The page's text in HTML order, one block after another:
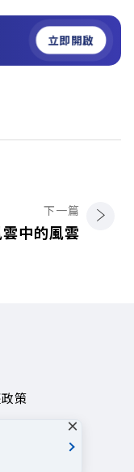
立即開啟
下一篇
雲中的風雲
策
reserved.
×